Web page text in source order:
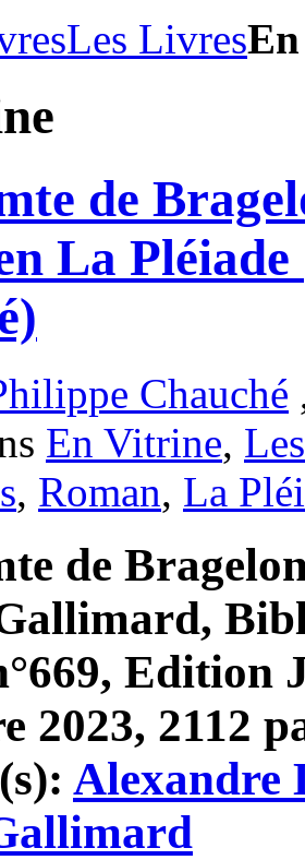
Les Livres
de
La
Chauché
En Vitrine,
, Roman, La
de
Edition
2023, 2112
Alexandre